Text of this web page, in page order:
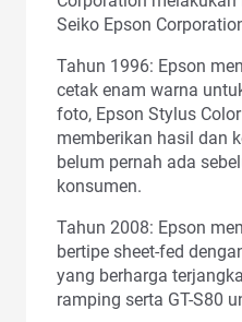
Seiko Epson
Tahun 1996: Epson
cetak enam warna
foto, Epson Stylus
memberikan hasil dan
belum pernah ada
konsumen.
Tahun 2008: Epson
bertipe sheet-fed
yang berharga
ramping serta GT-S80